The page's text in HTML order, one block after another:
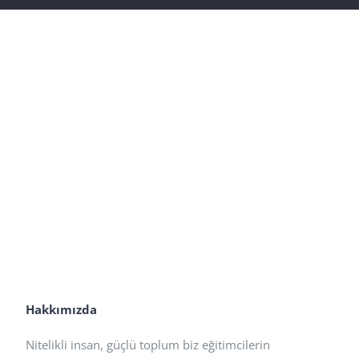
Hakkımızda
Nitelikli insan, güçlü toplum biz eğitimcilerin